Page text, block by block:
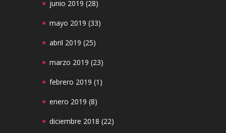
junio 2019 (28)
mayo 2019 (33)
abril 2019 (25)
marzo 2019 (23)
febrero 2019 (1)
enero 2019 (8)
diciembre 2018 (22)